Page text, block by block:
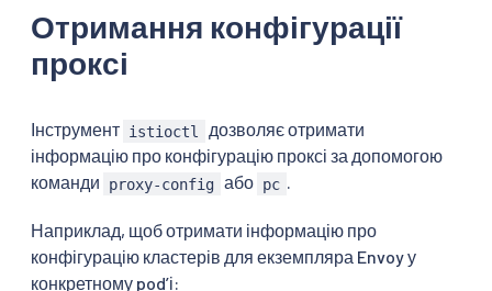
Отримання конфігурації
проксі
Інструмент istioctl
дозволяє отримати
інформацію про конфігурацію проксі за допомогою
команди
proxy-config або pc .
Наприклад, щоб отримати інформацію про
конфігурацію кластерів для екземпляра Envoy у
конкретному podʼі: